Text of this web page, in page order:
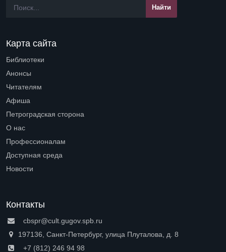
Карта сайта
Библиотеки
Анонсы
Читателям
Афиша
Петроградская сторона
О нас
Профессионалам
Доступная среда
Новости
Контакты
cbspr@cult.gugov.spb.ru
197136, Санкт-Петербург, улица Плуталова, д. 8
+7 (812) 246 94 98